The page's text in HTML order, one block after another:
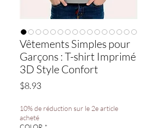
Vêtements Simples pour
Garçons : T-shirt Imprimé
3D Style Confort
$8.93Price
10% de réduction sur le 2e article
acheté